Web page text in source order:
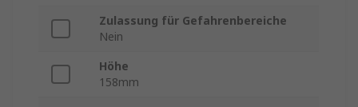
Zulassung für Gefahrenbereiche
Nein
Höhe
158mm